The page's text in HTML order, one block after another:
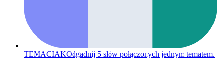
TEMACIAKOdgadnij 5 słów połączonych jednym tematem.